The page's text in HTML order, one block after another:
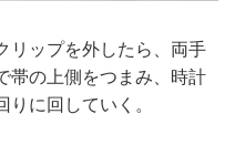
リップを外したら、両手
帯の上側をつまみ、時計
りに回していく。